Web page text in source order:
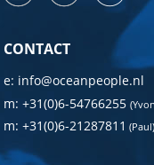
CONTACT
e: info@oceanpeople.nl
m: +31(0)6-54766255
m: +31(0)6-21287811 (Paul)